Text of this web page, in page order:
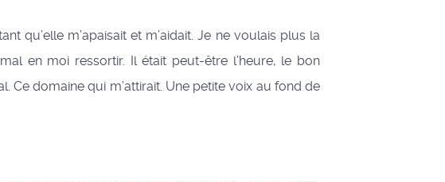
qu’elle m’apaisait et m’aidait. Je ne voulais plus la
en moi ressortir. Il était peut-être l’heure, le bon
domaine qui m’attirait. Une petite voix au fond de